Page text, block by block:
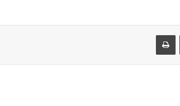
مشاركة عبر البريد طباعة